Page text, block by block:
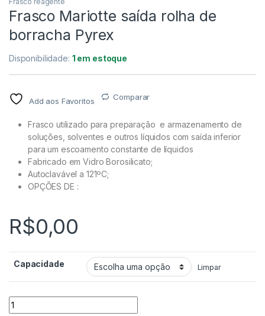
Frasco Mariotte saída rolha de
borracha Pyrex
Disponibilidade: 1 em estoque
Add aos Favoritos Comparar
Frasco utilizado para preparação e armazenamento de
soluções, solventes e outros líquidos com saída inferior
para um escoamento constante de líquidos
Fabricado em Vidro Borosilicato;
Autoclavável a 121ºC;
OPÇÕES DE :
R$0,00
Capacidade Limpar
Frasco Mariotte saída rolha de borracha Pyrex quantidade